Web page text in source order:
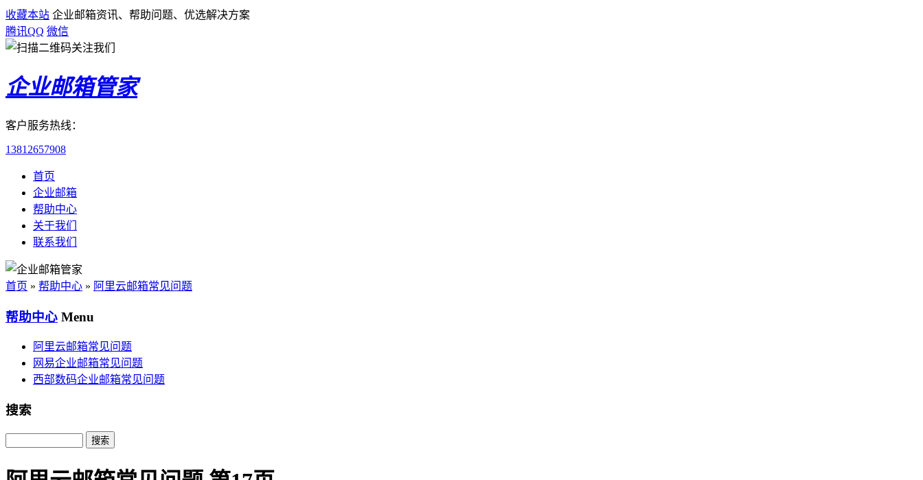
收藏本站 企业邮箱资讯、帮助问题、优选解决方案
腾讯QQ 微信
企业邮箱管家
客户服务热线：
13812657908
首页
企业邮箱
帮助中心
关于我们
联系我们
首页 » 帮助中心 » 阿里云邮箱常见问题
帮助中心 Menu
阿里云邮箱常见问题
网易企业邮箱常见问题
西部数码企业邮箱常见问题
搜索
Search